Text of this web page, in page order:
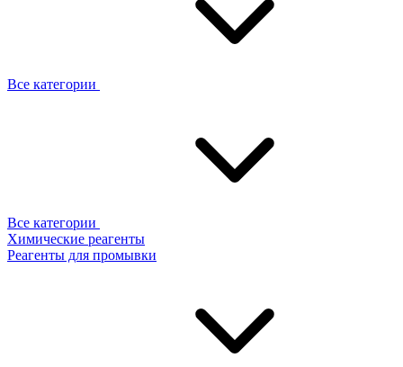
Все категории
Все категории
Химические реагенты
Реагенты для промывки